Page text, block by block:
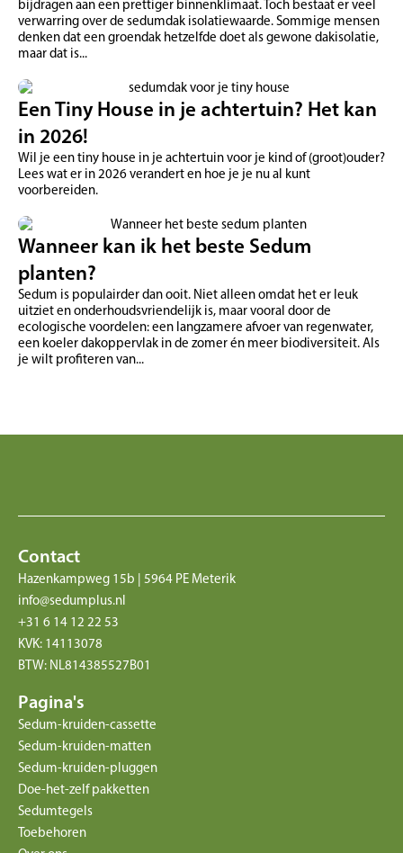
bijdragen aan een prettiger binnenklimaat. Toch bestaat er veel
verwarring over de sedumdak isolatiewaarde. Sommige mensen
denken dat een groendak hetzelfde doet als gewone dakisolatie,
maar dat is...
Een Tiny House in je achtertuin? Het kan
in 2026!
Wil je een tiny house in je achtertuin voor je kind of (groot)ouder?
Lees wat er in 2026 verandert en hoe je je nu al kunt
voorbereiden.
Wanneer kan ik het beste Sedum
planten?
Sedum is populairder dan ooit. Niet alleen omdat het er leuk
uitziet en onderhoudsvriendelijk is, maar vooral door de
ecologische voordelen: een langzamere afvoer van regenwater,
een koeler dakoppervlak in de zomer én meer biodiversiteit. Als
je wilt profiteren van...
Contact
Hazenkampweg 15b | 5964 PE Meterik
info@sedumplus.nl
+31 6 14 12 22 53
KVK: 14113078
BTW: NL814385527B01
Pagina's
Sedum-kruiden-cassette
Sedum-kruiden-matten
Sedum-kruiden-pluggen
Doe-het-zelf pakketten
Sedumtegels
Toebehoren